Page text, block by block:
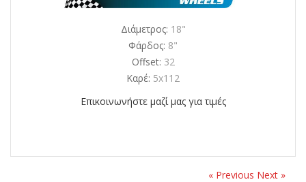
Διάμετρος: 18"
Φάρδος: 8"
Offset: 32
Καρέ: 5x112
Επικοινωνήστε μαζί μας για τιμές
« Previous Next »